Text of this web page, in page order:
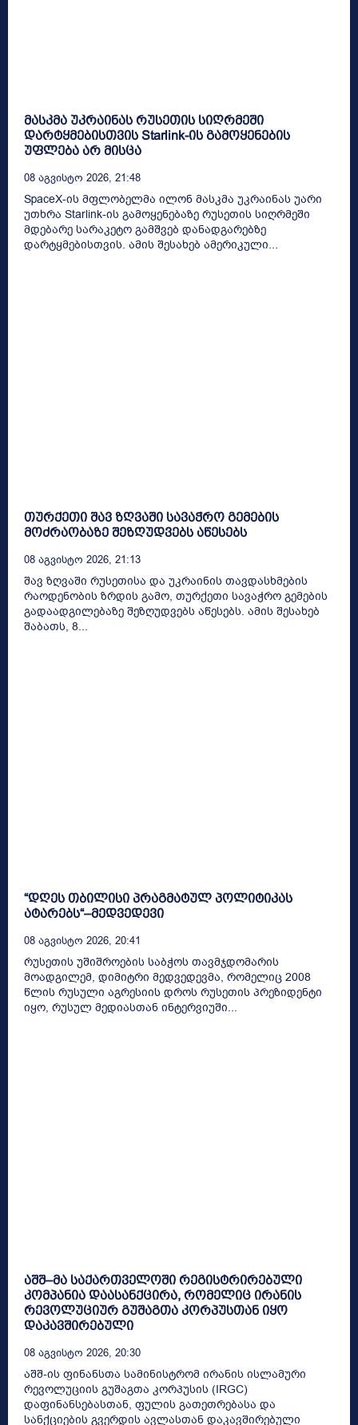
მასკმა უკრაინას რუსეთის სიღრმეში
დარტყმებისთვის Starlink-ის გამოყენების
უფლება არ მისცა
08 Აგვისტო 2026, 21:48
SpaceX-ის მფლობელმა ილონ მასკმა უკრაინას უარი
უთხრა Starlink-ის გამოყენებაზე რუსეთის სიღრმეში
მდებარე სარაკეტო გამშვებ დანადგარებზე
დარტყმებისთვის. ამის შესახებ ამერიკული...
თურქეთი შავ ზღვაში სავაჭრო გემების
მოძრაობაზე შეზღუდვებს აწესებს
08 Აგვისტო 2026, 21:13
შავ ზღვაში რუსეთისა და უკრაინის თავდასხმების
რაოდენობის ზრდის გამო, თურქეთი სავაჭრო გემების
გადაადგილებაზე შეზღუდვებს აწესებს. ამის შესახებ
შაბათს, 8...
“დღეს თბილისი პრაგმატულ პოლიტიკას
ატარებს“–მედვედევი
08 Აგვისტო 2026, 20:41
რუსეთის უშიშროების საბჭოს თავმჯდომარის
მოადგილემ, დიმიტრი მედვედევმა, რომელიც 2008
წლის რუსული აგრესიის დროს რუსეთის პრეზიდენტი
იყო, რუსულ მედიასთან ინტერვიუში...
აშშ–მა საქართველოში რეგისტრირებული
კომპანია დაასანქცირა, რომელიც ირანის
რევოლუციურ გუშაგთა კორპუსთან იყო
დაკავშირებული
08 Აგვისტო 2026, 20:30
აშშ-ის ფინანსთა სამინისტრომ ირანის ისლამური
რევოლუციის გუშაგთა კორპუსის (IRGC)
დაფინანსებასთან, ფულის გათეთრებასა და
სანქციების გვერდის ავლასთან დაკავშირებული